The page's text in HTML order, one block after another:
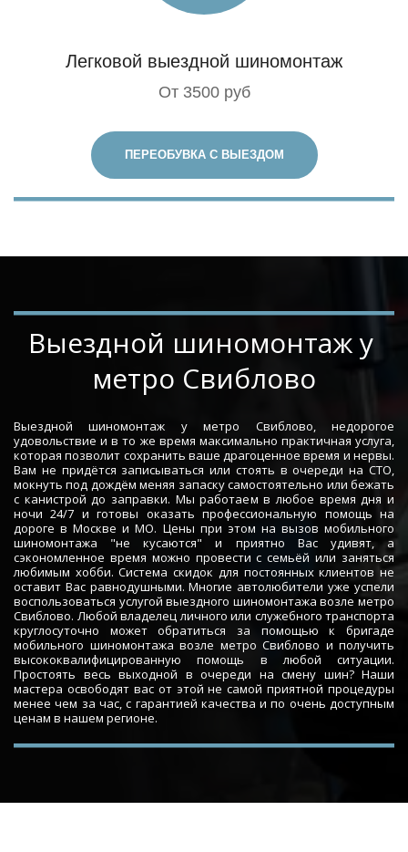
Легковой выездной шиномонтаж
От 3500 руб
ПЕРЕОБУВКА С ВЫЕЗДОМ
­­­­Выездной шиномонтаж у
метро Свиблово
Выездной шиномонтаж у метро Свиблово, недорогое
удовольствие и в то же время максимально практичная услуга,
которая позволит сохранить ваше драгоценное время и нервы.
Вам не придётся записываться или стоять в очереди на СТО,
мокнуть под дождём меняя запаску самостоятельно или бежать
с канистрой до заправки. Мы работаем в любое время дня и
ночи 24/7 и готовы оказать профессиональную помощь на
дороге в Москве и МО. Цены при этом на вызов мобильного
шиномонтажа "не кусаются" и приятно Вас удивят, а
сэкономленное время можно провести с семьёй или заняться
любимым хобби. Система скидок для постоянных клиентов не
оставит Вас равнодушными. Многие автолюбители уже успели
воспользоваться услугой выездного шиномонтажа возле метро
Свиблово. Любой владелец личного или служебного транспорта
круглосуточно может обратиться за помощью к бригаде
мобильного шиномонтажа возле метро Свиблово и получить
высококвалифицированную помощь в любой ситуации.
Простоять весь выходной в очереди на смену шин? Наши
мастера освободят вас от этой не самой приятной процедуры
менее чем за час, с гарантией качества и по очень доступным
ценам в нашем регионе.